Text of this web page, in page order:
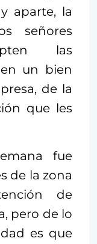
aparte, la
señores
las
un bien
de la
que les
fue
de la zona
de
pero de lo
es que